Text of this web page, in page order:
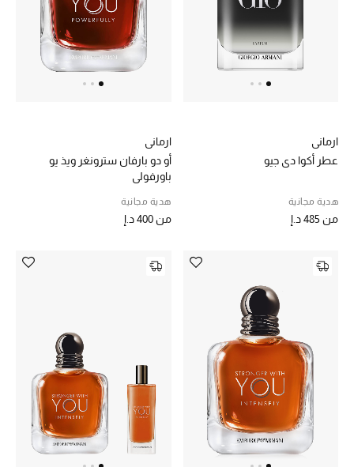
تسوقوا الآن
الموسم الجديد
الحقائب النسائية
أحذية النسائية
الرجال
الجمال
الأطفال
ارماني
عطر أكوا دي جيو
هدية مجانية
من 485 د.إ
ارماني
أو دو بارفان سترونغر ويذ يو
باورفولي
هدية مجانية
من 400 د.إ